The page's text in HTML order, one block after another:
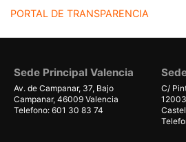
PORTAL DE TRANSPARENCIA
Sede Principal Valencia
Av. de Campanar, 37, Bajo
Campanar, 46009 Valencia
Telefono: 601 30 83 74
C/